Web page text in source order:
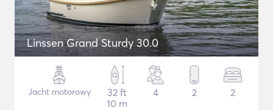
Linssen Grand Sturdy 30.0
Jacht motorowy
32 ft
10 m
4 2 2